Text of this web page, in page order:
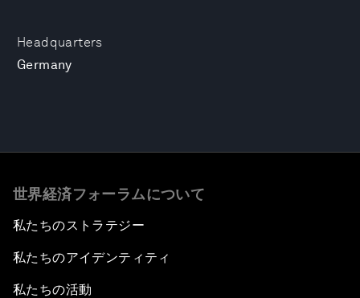
Headquarters
Germany
世界経済フォーラムについて
私たちのストラテジー
私たちのアイデンティティ
私たちの活動